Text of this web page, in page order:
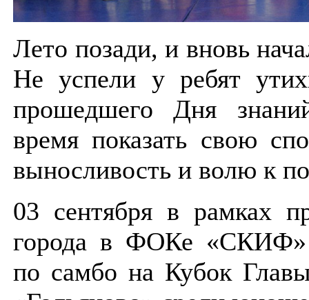
Лето позади, и вновь
Не успели у ребят
прошедшего Дня
время показать свою
выносливость и волю к
03 сентября в рамках
города в ФОКе «СКИФ»
по самбо на Кубок